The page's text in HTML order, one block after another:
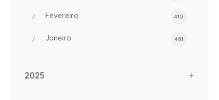
Fevereiro 410
Janeiro 481
2025